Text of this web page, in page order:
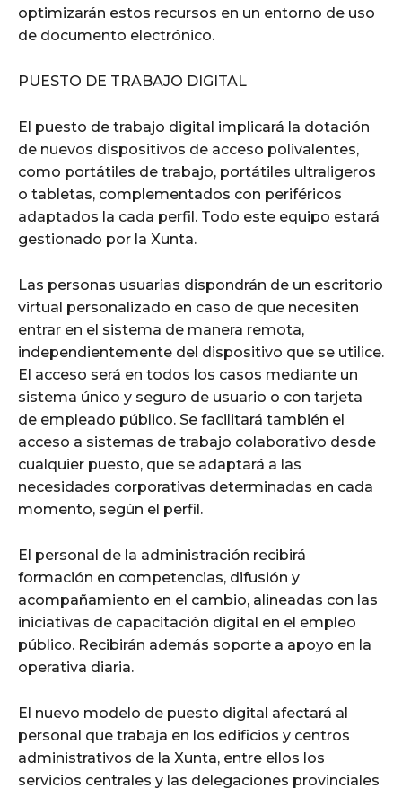
optimizarán estos recursos en un entorno de uso
de documento electrónico.
PUESTO DE TRABAJO DIGITAL
El puesto de trabajo digital implicará la dotación
de nuevos dispositivos de acceso polivalentes,
como portátiles de trabajo, portátiles ultraligeros
o tabletas, complementados con periféricos
adaptados la cada perfil. Todo este equipo estará
gestionado por la Xunta.
Las personas usuarias dispondrán de un escritorio
virtual personalizado en caso de que necesiten
entrar en el sistema de manera remota,
independientemente del dispositivo que se utilice.
El acceso será en todos los casos mediante un
sistema único y seguro de usuario o con tarjeta
de empleado público. Se facilitará también el
acceso a sistemas de trabajo colaborativo desde
cualquier puesto, que se adaptará a las
necesidades corporativas determinadas en cada
momento, según el perfil.
El personal de la administración recibirá
formación en competencias, difusión y
acompañamiento en el cambio, alineadas con las
iniciativas de capacitación digital en el empleo
público. Recibirán además soporte a apoyo en la
operativa diaria.
El nuevo modelo de puesto digital afectará al
personal que trabaja en los edificios y centros
administrativos de la Xunta, entre ellos los
servicios centrales y las delegaciones provinciales